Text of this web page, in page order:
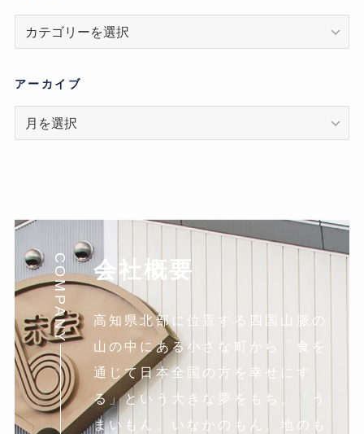
リ
アーカイブ
ア
COMPANY 会社概要
高知県北部に位置する四国山脈の
山の中にある小さな町から「食を
通じて日本全国の方を幸せにす
る」という大きな夢をもち、「う
まいもん、いなかのもん、地のも